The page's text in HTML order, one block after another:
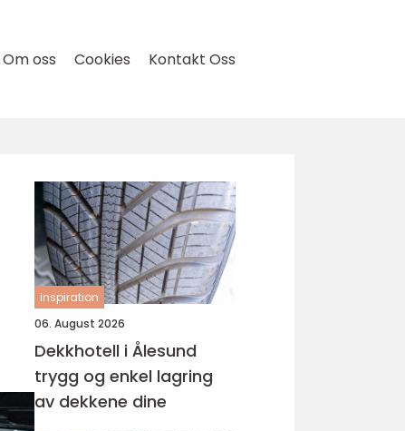
Om oss Cookies Kontakt Oss
inspiration
06. August 2026
Dekkhotell i Ålesund
trygg og enkel lagring
av dekkene dine